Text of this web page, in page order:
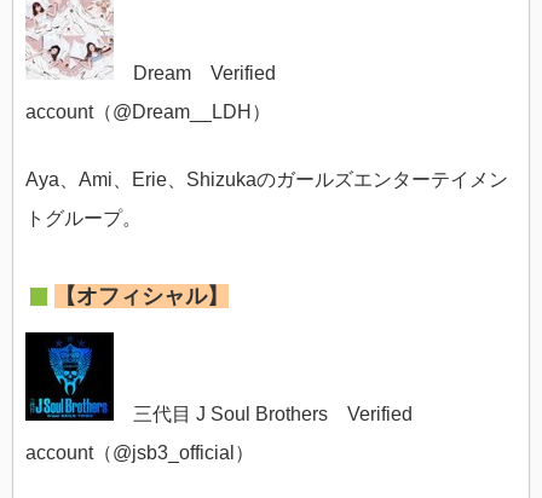
Dream Verified
account（@Dream__LDH）
Aya、Ami、Erie、Shizukaのガールズエンターテイメン
トグループ。
【オフィシャル】
三代目 J Soul Brothers Verified
account（@jsb3_official）